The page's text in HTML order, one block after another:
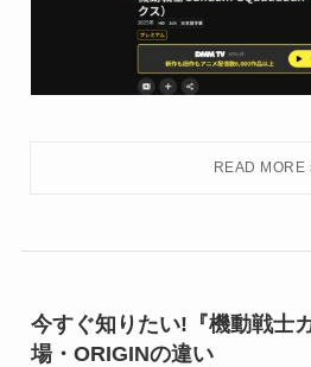
今すぐ知りたい!『機動戦士
場・ORIGINの違い